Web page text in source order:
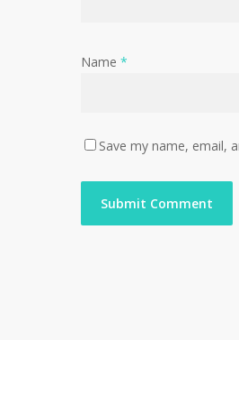
Name *
Save my name, email,